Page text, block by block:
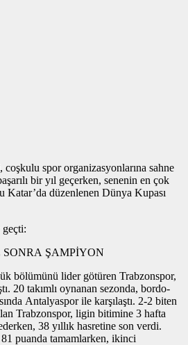
spor organizasyonlarına sahne
bir yıl geçerken, senenin en çok
Katar’da düzenlenen Dünya Kupası
geçti:
ŞAMPİYON
bölümünü lider götüren Trabzonspor,
20 takımlı oynanan sezonda, bordo-
Antalyaspor ile karşılaştı. 2-2 biten
Trabzonspor, ligin bitimine 3 hafta
38 yıllık hasretine son verdi.
puanda tamamlarken, ikinci